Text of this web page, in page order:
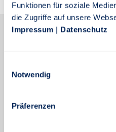
Funktionen für soziale
die Zugriffe auf unsere
Impressum | Datenschutz
Notwendig
Präferenzen
Passwort vergessen
Verabschieden Sie sich